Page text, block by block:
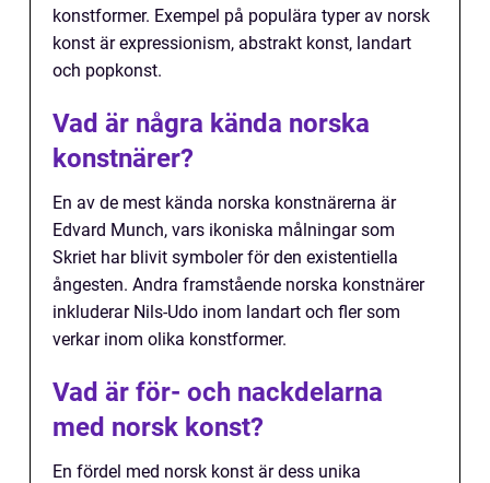
konstformer. Exempel på populära typer av norsk
konst är expressionism, abstrakt konst, landart
och popkonst.
Vad är några kända norska
konstnärer?
En av de mest kända norska konstnärerna är
Edvard Munch, vars ikoniska målningar som
Skriet har blivit symboler för den existentiella
ångesten. Andra framstående norska konstnärer
inkluderar Nils-Udo inom landart och fler som
verkar inom olika konstformer.
Vad är för- och nackdelarna
med norsk konst?
En fördel med norsk konst är dess unika